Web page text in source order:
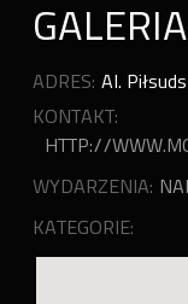
ADRES: Al.
KONTAKT:
HTTP://
WYDARZENIA:
KATEGORIE: